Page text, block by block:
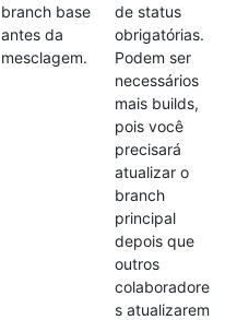
branch base
antes da
mesclagem.
de status
obrigatórias.
Podem ser
necessários
mais builds,
pois você
precisará
atualizar o
branch
principal
depois que
outros
colaboradore
s atualizarem